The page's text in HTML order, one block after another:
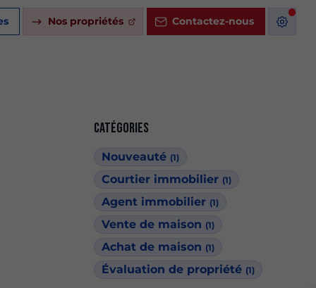
Nos propriétés Contactez-nous
Catégories
Nouveauté (1)
Courtier immobilier (1)
Agent immobilier (1)
Vente de maison (1)
Achat de maison (1)
Évaluation de propriété (1)